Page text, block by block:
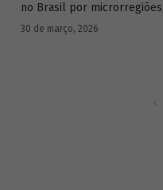
no Brasil por
educacional dos
30 de março, 2026